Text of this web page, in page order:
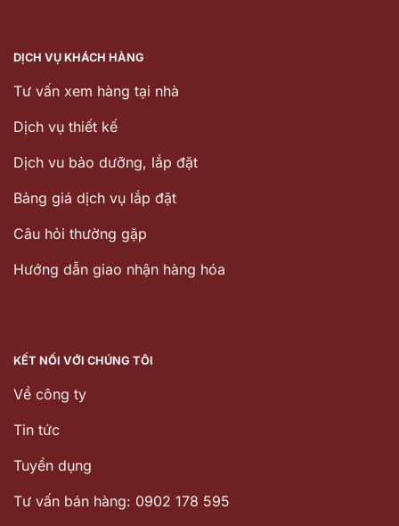
DỊCH VỤ KHÁCH HÀNG
Tư vấn xem hàng tại nhà
Dịch vụ thiết kế
Dịch vu bảo dưỡng, lắp đặt
Bảng giá dịch vụ lắp đặt
Câu hỏi thường gặp
Hướng dẫn giao nhận hàng hóa
KẾT NỐI VỚI CHÚNG TÔI
Về công ty
Tin tức
Tuyển dụng
Tư vấn bán hàng: 0902 178 595